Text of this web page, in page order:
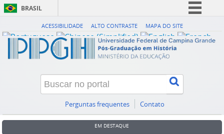
BRASIL
Simplifique!
Comunica BR
Participe
Legislação
Canais
ACESSIBILIDADE ALTO CONTRASTE MAPA DO SITE
Perguntas frequentes Contato
EM DESTAQUE